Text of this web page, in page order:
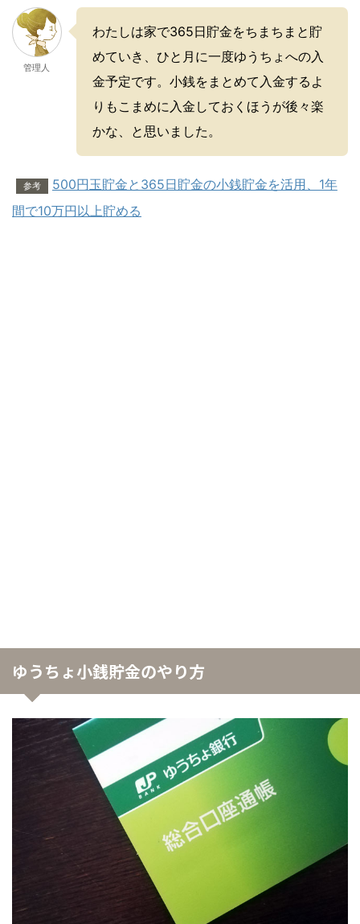
管理人
わたしは家で365日貯金をちまちまと貯
めていき、ひと月に一度ゆうちょへの入
金予定です。小銭をまとめて入金するよ
りもこまめに入金しておくほうが後々楽
かな、と思いました。
参考
500円玉貯金と365日貯金の小銭貯金を活用、1年
間で10万円以上貯める
ゆうちょ小銭貯金のやり方